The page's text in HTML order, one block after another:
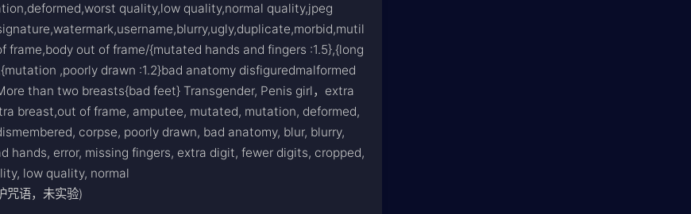
quality,low quality,normal quality,jpeg
frame,body out of frame/{mutated hands and fingers :1.5},{long
,poorly drawn :1.2}bad anatomy disfiguredmalformed
than two breasts{bad feet} Transgender, Penis girl，extra
breast,out of frame, amputee, mutated, mutation, deformed,
corpse, poorly drawn, bad anatomy, blur, blurry,
hands, error, missing fingers, extra digit, fewer digits, cropped,
low quality, normal
咒语，未实验)